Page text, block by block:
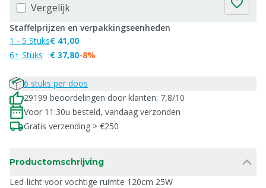
Vergelijk
Staffelprijzen en verpakkingseenheden
1 - 5 Stuks
6+ Stuks
€ 41,00
€ 37,80-8%
6 stuks per doos
29199 beoordelingen door klanten: 7,8/10
Voor 11:30u besteld, vandaag verzonden
Gratis verzending > €250
Productomschrijving
Led-licht voor vochtige ruimte 120cm 25W